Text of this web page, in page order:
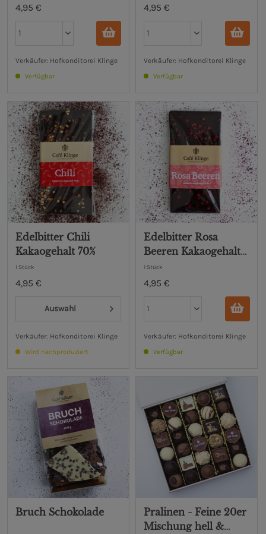
4,95 €
Verkäufer: Hofkonditorei Klinge
Verfügbar
4,95 €
Verkäufer: Hofkonditorei Klinge
Verfügbar
Edelbitter Chili
Kakaogehalt 70%
1 Stück
4,95 €
Auswahl
Verkäufer: Hofkonditorei Klinge
Wird nachproduziert
Edelbitter Rosa
Beeren Kakaogehalt
70%
1 Stück
4,95 €
Verkäufer: Hofkonditorei Klinge
Verfügbar
Bruch Schokolade
Pralinen - Feine 20er
Mischung hell &